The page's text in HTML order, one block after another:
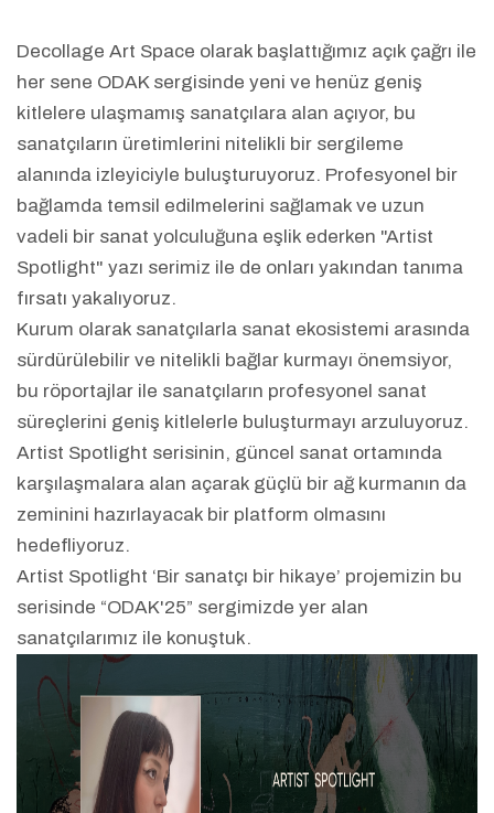
Decollage Art Space olarak başlattığımız açık çağrı ile
her sene ODAK sergisinde yeni ve henüz geniş
kitlelere ulaşmamış sanatçılara alan açıyor, bu
sanatçıların üretimlerini nitelikli bir sergileme
alanında izleyiciyle buluşturuyoruz. Profesyonel bir
bağlamda temsil edilmelerini sağlamak ve uzun
vadeli bir sanat yolculuğuna eşlik ederken "Artist
Spotlight" yazı serimiz ile de onları yakından tanıma
fırsatı yakalıyoruz.
Kurum olarak sanatçılarla sanat ekosistemi arasında
sürdürülebilir ve nitelikli bağlar kurmayı önemsiyor,
bu röportajlar ile sanatçıların profesyonel sanat
süreçlerini geniş kitlelerle buluşturmayı arzuluyoruz.
Artist Spotlight serisinin, güncel sanat ortamında
karşılaşmalara alan açarak güçlü bir ağ kurmanın da
zeminini hazırlayacak bir platform olmasını
hedefliyoruz.
Artist Spotlight ‘Bir sanatçı bir hikaye’ projemizin bu
serisinde “ODAK'25” sergimizde yer alan
sanatçılarımız ile konuştuk.